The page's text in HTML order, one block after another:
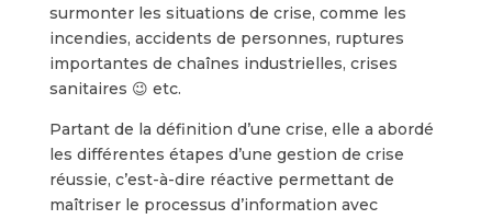
surmonter les situations de crise, comme les
incendies, accidents de personnes, ruptures
importantes de chaînes industrielles, crises
sanitaires 😉 etc.
Partant de la définition d’une crise, elle a abordé
les différentes étapes d’une gestion de crise
réussie, c’est-à-dire réactive permettant de
maîtriser le processus d’information avec